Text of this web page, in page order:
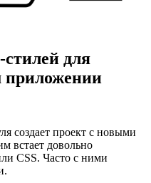
для
приложении
создает проект с новыми
встает довольно
CSS. Часто с ними